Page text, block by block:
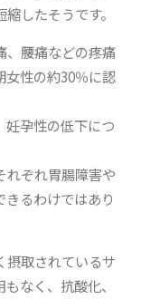
したそうです。
、腰痛などの疼痛
女性の約30％に認
妊孕性の低下につ
れぞれ胃腸障害や
るわけではあり
摂取されているサ
なく、抗酸化、